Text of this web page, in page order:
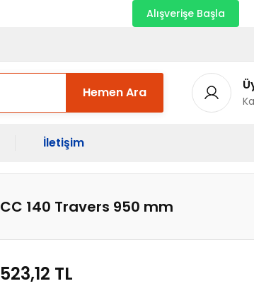
Alışverişe Başla
Hemen Ara
İletişim
CC 140 Travers 950 mm
523,12 TL